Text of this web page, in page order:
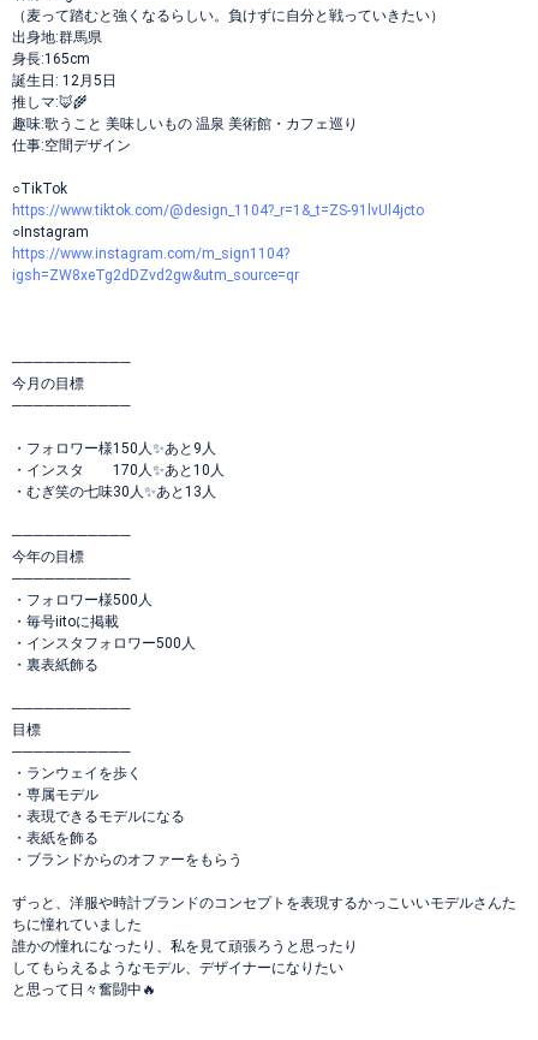
（麦って踏むと強くなるらしい。負けずに自分と戦っていきたい）
出身地:群馬県
身長:165cm
誕生日: 12月5日
推しマ:🦊🌾
趣味:歌うこと 美味しいもの 温泉 美術館・カフェ巡り
仕事:空間デザイン
○TikTok
https://www.tiktok.com/@design_1104?_r=1&_t=ZS-91lvUl4jcto
○Instagram
https://www.instagram.com/m_sign1104?
igsh=ZW8xeTg2dDZvd2gw&utm_source=qr
───────────
今月の目標
───────────
・フォロワー様150人✨あと9人
・インスタ 170人✨あと10人
・むぎ笑の七味30人✨あと13人
───────────
今年の目標
───────────
・フォロワー様500人
・毎号iitoに掲載
・インスタフォロワー500人
・裏表紙飾る
───────────
目標
───────────
・ランウェイを歩く
・専属モデル
・表現できるモデルになる
・表紙を飾る
・ブランドからのオファーをもらう
ずっと、洋服や時計ブランドのコンセプトを表現するかっこいいモデルさんた
ちに憧れていました
誰かの憧れになったり、私を見て頑張ろうと思ったり
してもらえるようなモデル、デザイナーになりたい
と思って日々奮闘中🔥